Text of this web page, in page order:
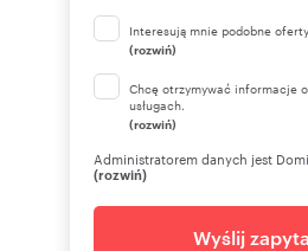
Interesują mnie podobne oferty
(rozwiń)
Chcę otrzymywać informacje
usługach.
(rozwiń)
Administratorem danych jest
(rozwiń)
Wyślij